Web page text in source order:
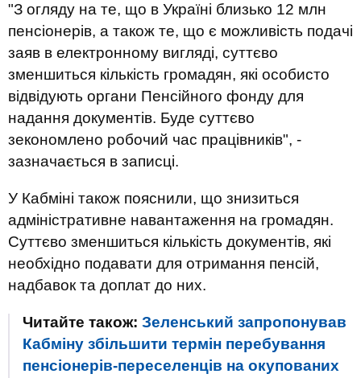
"З огляду на те, що в Україні близько 12 млн
пенсіонерів, а також те, що є можливість подачі
заяв в електронному вигляді, суттєво
зменшиться кількість громадян, які особисто
відвідують органи Пенсійного фонду для
надання документів. Буде суттєво
зекономлено робочий час працівників", -
зазначається в записці.
У Кабміні також пояснили, що знизиться
адміністративне навантаження на громадян.
Суттєво зменшиться кількість документів, які
необхідно подавати для отримання пенсій,
надбавок та доплат до них.
Читайте також: Зеленський запропонував
Кабміну збільшити термін перебування
пенсіонерів-переселенців на окупованих